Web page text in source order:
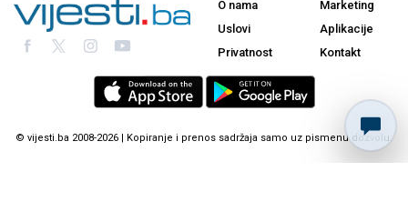
O nama
Uslovi
Privatnost
Marketing
Aplikacije
Kontakt
© vijesti.ba 2008-2026 | Kopiranje i prenos sadržaja samo uz pismenu dozvolu.